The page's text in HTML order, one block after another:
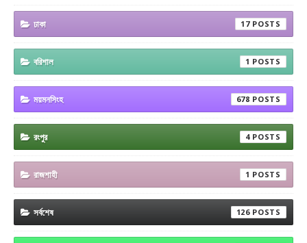
ঢাকা 17
বরিশাল 1
ময়মনসিংহ 678
রংপুর 4
রাজশাহী 1
সর্বশেষ 126